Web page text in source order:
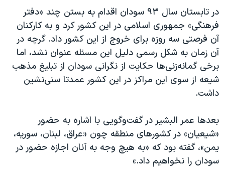
در تابستان سال ۹۳ سودان اقدام به بستن چند «دفتر
فرهنگی» جمهوری اسلامی در این کشور کرد و به کارکنان
آن فرصتی سه روزه برای خروج از این کشور داد. گرچه در
آن زمان به شکل رسمی دلیل این مسئله عنوان نشد، اما
برخی گمانه‌زنی‌ها حکایت از نگرانی سودان از تبلیغ مذهب
شیعه از سوی این مراکز در این کشور عمدتا سنی‌نشین
داشت.
بعدها عمر البشیر در گفت‌وگویی با اشاره به حضور
«شیعیان» در کشورهای منطقه چون «عراق، لبنان، سوریه،
یمن»، گفته بود که «به هیچ وجه به آنان اجازه حضور در
سودان را نخواهیم داد.»